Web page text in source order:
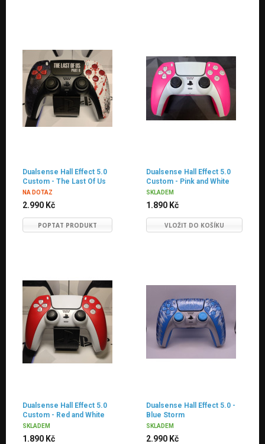
Dualsense Hall Effect 5.0
Custom - The Last Of Us
Theme - Red Button
NA DOTAZ
2.990 Kč
POPTAT PRODUKT
Dualsense Hall Effect 5.0
Custom - Pink and White
SKLADEM
1.890 Kč
VLOŽIT DO KOŠÍKU
Dualsense Hall Effect 5.0
Custom - Red and White
SKLADEM
1.890 Kč
Dualsense Hall Effect 5.0 -
Blue Storm
SKLADEM
2.990 Kč